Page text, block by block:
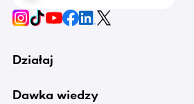
Działaj
Dawka wiedzy